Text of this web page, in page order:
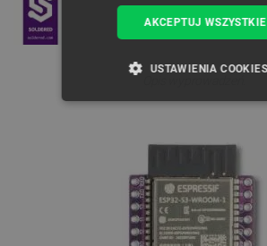
AKCEPTUJ WSZYSTKIE
USTAWIENIA COOKIES
FUNKCJONALNOŚĆ